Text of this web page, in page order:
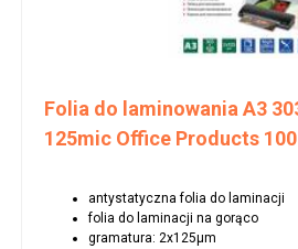
Folia do laminowania A3
125mic Office Products
antystatyczna folia do laminacji
folia do laminacji na gorąco
gramatura: 2x125μm